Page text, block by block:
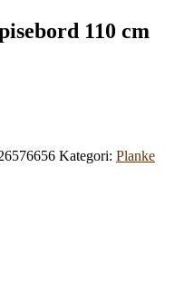
110 cm
Kategori: Planke